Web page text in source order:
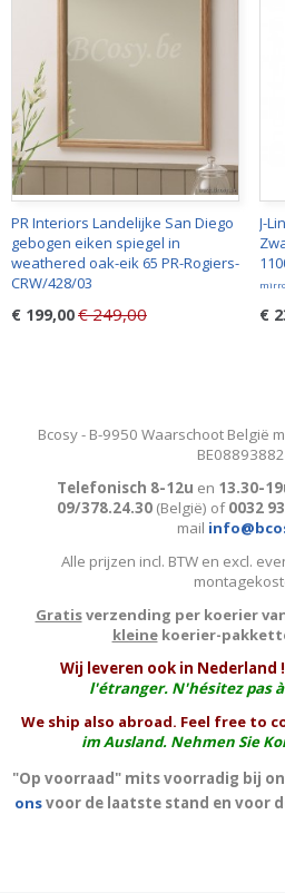
PR Interiors Landelijke San Diego
gebogen eiken spiegel in
weathered oak-eik 65 PR-Rogiers-
CRW/428/03
€ 199,00€ 249,00
J-
€
Bcosy - B-9950 Waarschoot België
Telefonisch 8-12u en 13.30-
09/378.24.30 (België) of0032
mail
Alle prijzen incl. BTW en excl.
Gratisverzending per koerier
kleinekoerier-
Wij leveren ook in Nederland !
l'étranger. N'hésitez pas
We ship also abroad. Feel free to
im Ausland. Nehmen Sie
"Op voorraad" mits voorradig bij
onsvoor de laatste stand en voor